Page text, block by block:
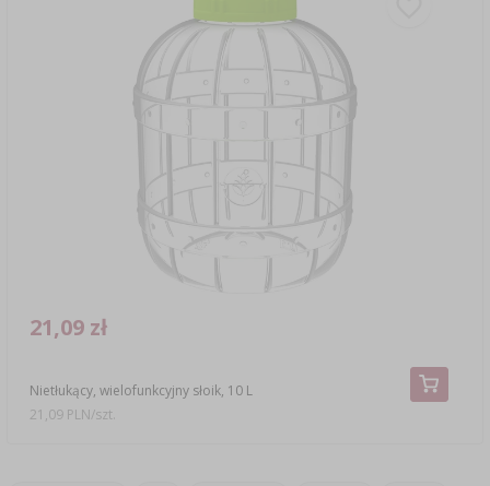
Nietłukący, wielofunkcyjny słoik, 10 L
21,09 zł
21,09 PLN/szt.